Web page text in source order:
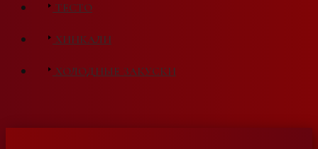
ТЕСТО
ХИНКАЛИ
ХОЛОДНЫЕ ЗАКУСКИ